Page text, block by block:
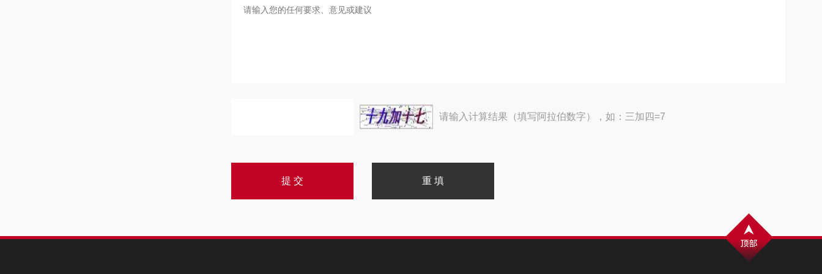
请输入计算结果（填写阿拉伯数字），如：三加四=7